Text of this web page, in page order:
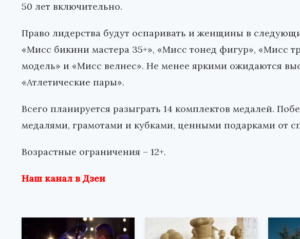
50 лет включительно.
Право лидерства будут оспаривать и женщины в
«Мисс бикини мастера 35+», «Мисс тонед фигур», «Мисс
модель» и «Мисс велнес». Не менее яркими ожидаются
«Атлетические пары».
Всего планируется разыграть 14 комплектов медалей.
медалями, грамотами и кубками, ценными подарками от
Возрастные ограничения – 12+.
Наш канал в Дзен